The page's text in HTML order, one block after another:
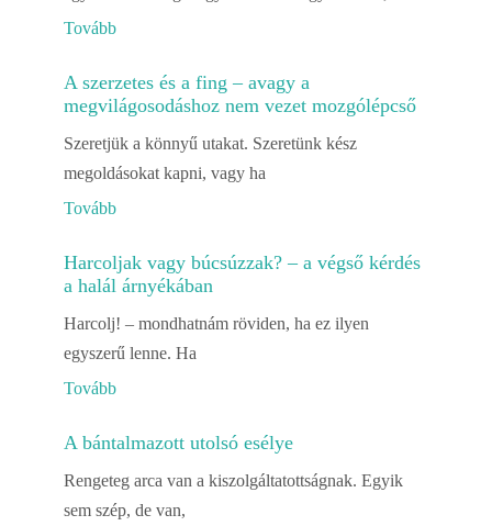
Tovább
A szerzetes és a fing – avagy a
megvilágosodáshoz nem vezet mozgólépcső
Szeretjük a könnyű utakat. Szeretünk kész
megoldásokat kapni, vagy ha
Tovább
Harcoljak vagy búcsúzzak? – a végső kérdés
a halál árnyékában
Harcolj! – mondhatnám röviden, ha ez ilyen
egyszerű lenne. Ha
Tovább
A bántalmazott utolsó esélye
Rengeteg arca van a kiszolgáltatottságnak. Egyik
sem szép, de van,